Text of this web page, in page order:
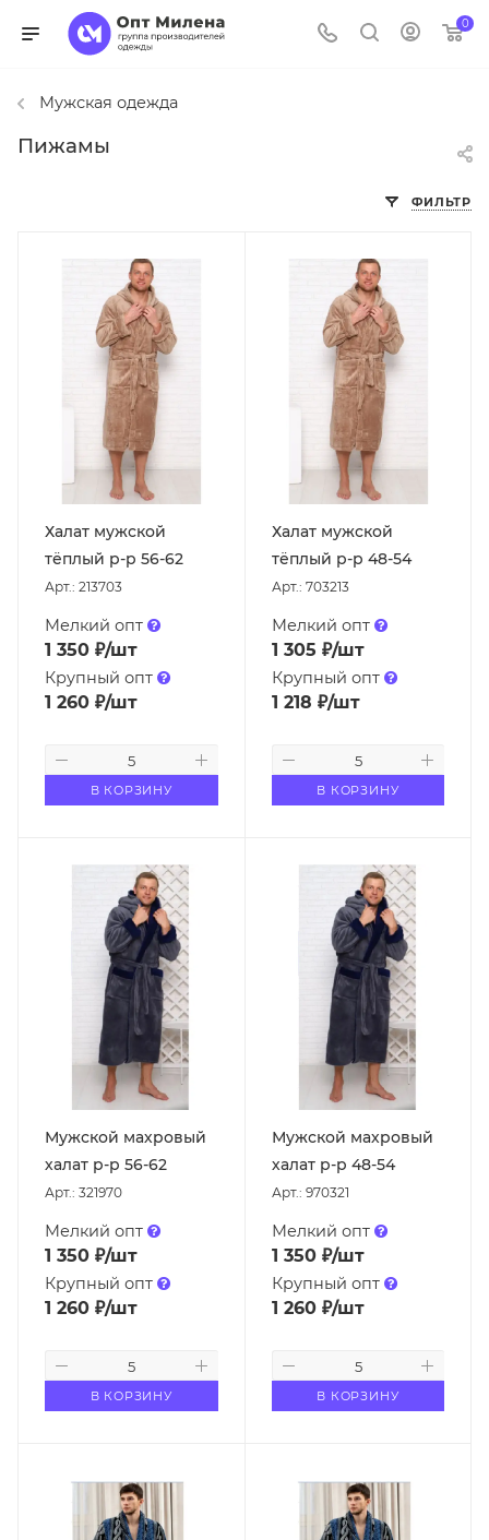
0
Мужская одежда
Пижамы
ФИЛЬТР
Халат мужской
тёплый р-р 56-62
Арт.: 213703
Мелкий опт
1 350 ₽/шт
Крупный опт
1 260 ₽/шт
В КОРЗИНУ
Халат мужской
тёплый р-р 48-54
Арт.: 703213
Мелкий опт
1 305 ₽/шт
Крупный опт
1 218 ₽/шт
В КОРЗИНУ
Мужской махровый
халат р-р 56-62
Арт.: 321970
Мелкий опт
1 350 ₽/шт
Крупный опт
1 260 ₽/шт
В КОРЗИНУ
Мужской махровый
халат р-р 48-54
Арт.: 970321
Мелкий опт
1 350₽/шт
Крупный опт
1 260₽/шт
В КОРЗИНУ